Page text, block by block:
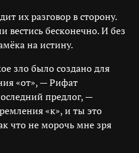
их разговор в сторону.
вестись бесконечно. И без
на истину.
зло было создано для
«от», — Рифат
предлог, —
«к», и ты это
что не морочь мне зря